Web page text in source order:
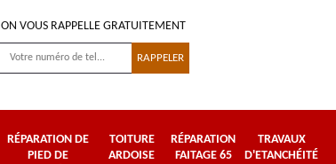
ON VOUS RAPPELLE GRATUITEMENT
RÉPARATION DE
PIED DE
TOITURE
ARDOISE
RÉPARATION
FAITAGE 65
TRAVAUX
D'ETANCHÉITÉ